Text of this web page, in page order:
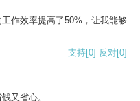
作效率提高了50%，让我能够
支持[0] 反对[0]
又省心。